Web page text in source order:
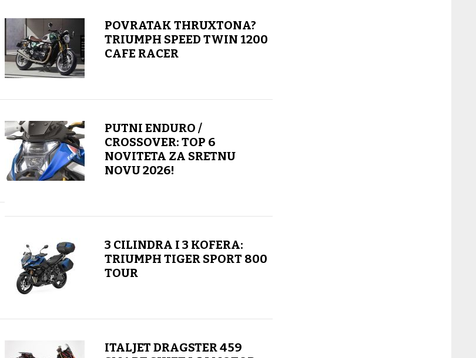
POVRATAK THRUXTONA?
TRIUMPH SPEED TWIN 1200
CAFE RACER
PUTNI ENDURO /
CROSSOVER: TOP 6
NOVITETA ZA SRETNU
NOVU 2026!
3 CILINDRA I 3 KOFERA:
TRIUMPH TIGER SPORT 800
TOUR
ITALJET DRAGSTER 459